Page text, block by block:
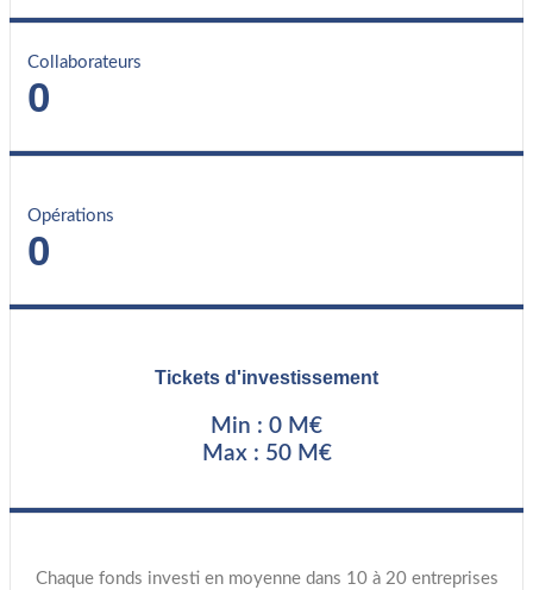
Collaborateurs
0
Opérations
0
Tickets d'investissement
Min : 0 M€
Max : 50 M€
Chaque fonds investi en moyenne dans 10 à 20 entreprises